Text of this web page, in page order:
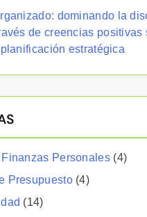
dominando la
de creencias positivas
estratégica
Personales(4)
Presupuesto(4)
(14)